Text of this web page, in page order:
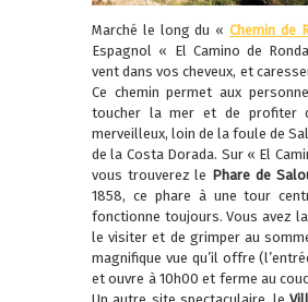
Marché le long du « Chemin de
Espagnol « El Camino de
vent dans vos cheveux, et
Ce chemin permet aux
toucher la mer et de profiter
merveilleux, loin de la foule de
de la Costa Dorada. Sur « El
vous trouverez le Phare de
1858, ce phare à une tour
fonctionne toujours. Vous avez
le visiter et de grimper au
magnifique vue qu’il offre
et ouvre à 10h00 et ferme au